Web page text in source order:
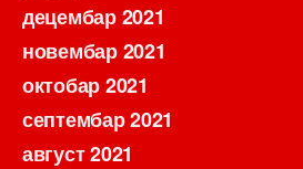
децембар 2021
новембар 2021
октобар 2021
септембар 2021
август 2021